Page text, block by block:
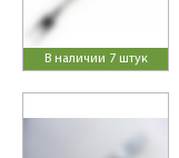
В наличии 7 штук